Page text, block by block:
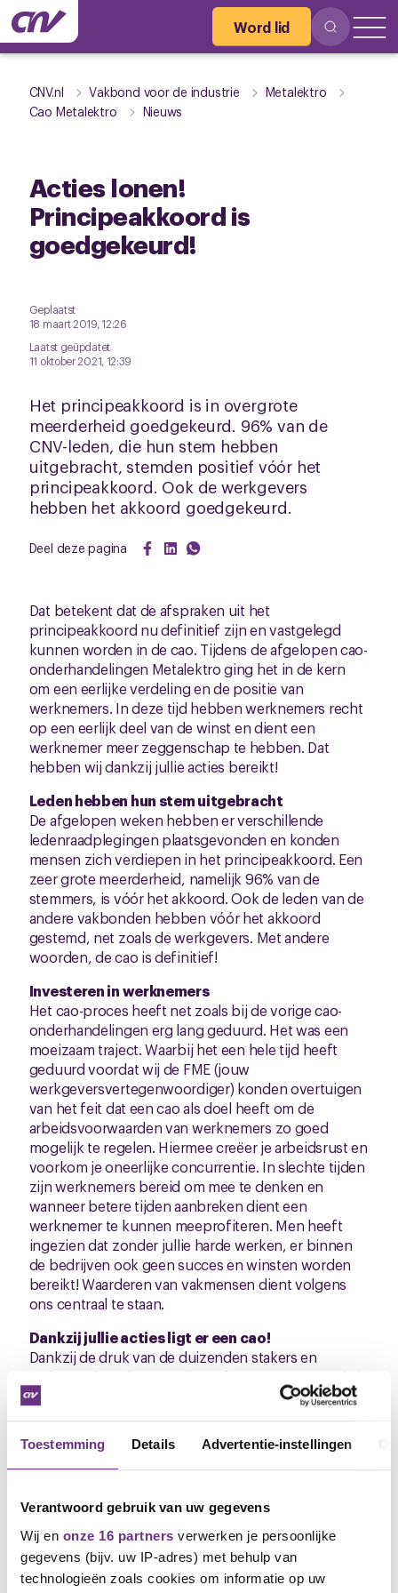
Toestemming Details Advertentie-instellingen
Verantwoord gebruik van uw gegevens
Wij en onze 16 partners verwerken je persoonlijke
gegevens (bijv. uw IP-adres) met behulp van
technologieën zoals cookies om informatie op uw
Word lid
CNV.nl Vakbond voor de industrie
Metalektro
Cao Metalektro
Nieuws
Acties lonen!
Principeakkoord is
goedgekeurd!
Geplaatst
18 maart 2019, 12:26
Laatst geüpdatet
11 oktober 2021, 12:39
Het principeakkoord is in overgrote
meerderheid goedgekeurd. 96% van de
CNV-leden, die hun stem hebben
uitgebracht, stemden positief vóór het
principeakkoord. Ook de werkgevers
hebben het akkoord goedgekeurd.
Deel deze pagina
Dat betekent dat de afspraken uit het
principeakkoord nu definitief zijn en vastgelegd
kunnen worden in de cao. Tijdens de afgelopen cao-
onderhandelingen Metalektro ging het in de kern
om een eerlijke verdeling en de positie van
werknemers. In deze tijd hebben werknemers recht
op een eerlijk deel van de winst en dient een
werknemer meer zeggenschap te hebben. Dat
hebben wij dankzij jullie acties bereikt!
Leden hebben hun stem uitgebracht
De afgelopen weken hebben er verschillende
ledenraadplegingen plaatsgevonden en konden
mensen zich verdiepen in het principeakkoord. Een
zeer grote meerderheid, namelijk 96% van de
stemmers, is vóór het akkoord. Ook de leden van de
andere vakbonden hebben vóór het akkoord
gestemd, net zoals de werkgevers. Met andere
woorden, de cao is definitief!
Investeren in werknemers
Het cao-proces heeft net zoals bij de vorige cao-
onderhandelingen erg lang geduurd. Het was een
moeizaam traject. Waarbij het een hele tijd heeft
geduurd voordat wij de FME (jouw
werkgeversvertegenwoordiger) konden overtuigen
van het feit dat een cao als doel heeft om de
arbeidsvoorwaarden van werknemers zo goed
mogelijk te regelen. Hiermee creëer je arbeidsrust en
voorkom je oneerlijke concurrentie. In slechte tijden
zijn werknemers bereid om mee te denken en
wanneer betere tijden aanbreken dient een
werknemer te kunnen meeprofiteren. Men heeft
ingezien dat zonder jullie harde werken, er binnen
de bedrijven ook geen succes en winsten worden
bereikt! Waarderen van vakmensen dient volgens
ons centraal te staan.
Dankzij jullie acties ligt er een cao!
Dankzij de druk van de duizenden stakers en
actievoerders die trots zijn op hun sector en werk, is
deze cao bereikt. Als je met elkaar ergens voor staat,
daadkracht is wat de mensen lieten zien. En dankzij
jullie ligt er nu een cao waar zowel de werknemers
als de gehele sector bij gebaat zijn. Wij willen
enorm bedanken!
Vervolg
De komende tijd wordt er gewerkt aan de definitieve
cao-teksten en worden er nieuwe werkgroepen